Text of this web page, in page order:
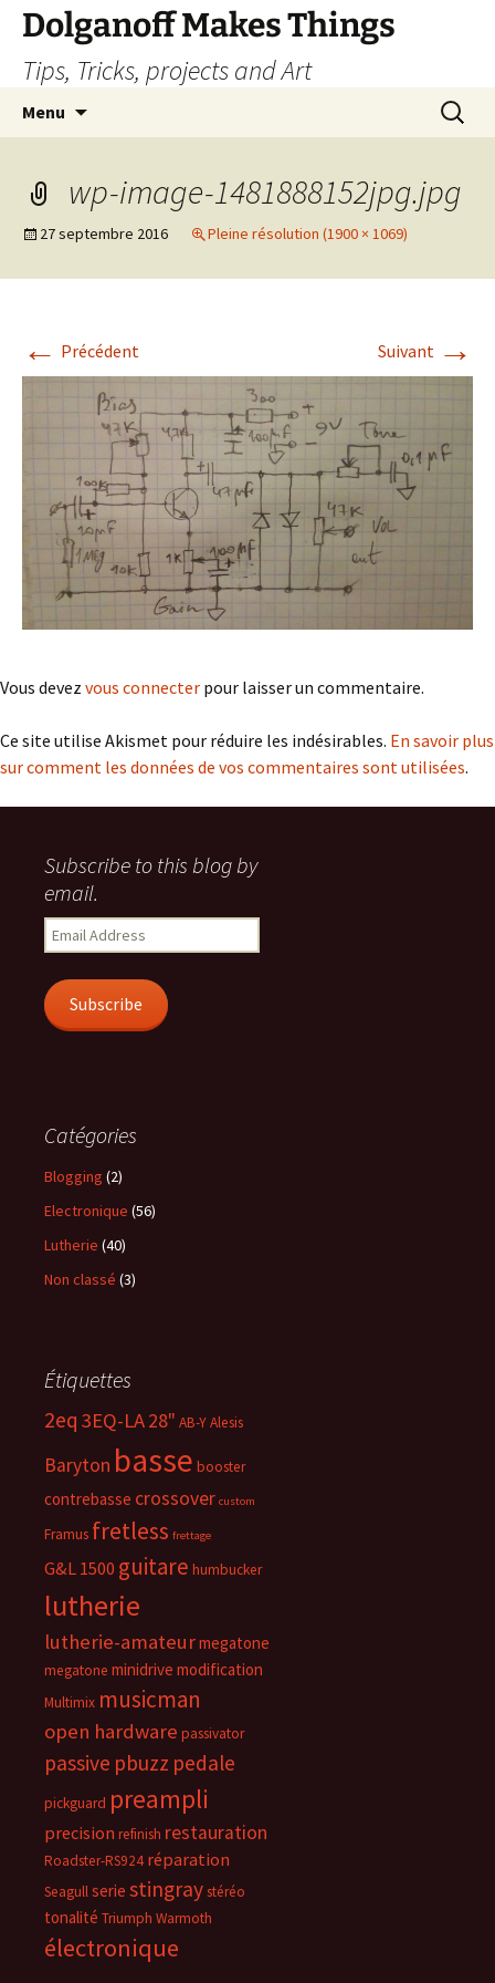
Dolganoff Makes Things
Tips, Tricks, projects and Art
Menu
wp-image-1481888152jpg.jpg
27 septembre 2016 Pleine résolution (1900 × 1069)
← Précédent Suivant →
Vous devez vous connecter pour laisser un commentaire.
Ce site utilise Akismet pour réduire les indésirables. En savoir plus
sur comment les données de vos commentaires sont utilisées.
Subscribe to this blog by
email.
Email
Address
Subscribe
Catégories
Blogging (2)
Electronique (56)
Lutherie (40)
Non classé (3)
Étiquettes
2eq 3EQ-LA28" AB-YAlesis
Baryton basse booster
contrebasse crossover custom
Framus fretless frettage
G&L 1500 guitare humbucker
lutherie
lutherie-amateurmegatone
megatone minidrive modification
Multimix musicman
open hardware passivator
passive pbuzz pedale
pickguard preampli
precision refinish restauration
Roadster-RS924 réparation
Seagullserie stingraystéréo
tonalité Triumph Warmoth
électronique